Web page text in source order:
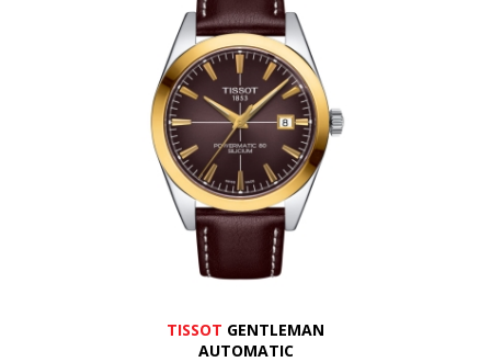
TISSOT GENTLEMAN
AUTOMATIC